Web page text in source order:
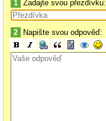
1 Zadajte svou přezdívku:
2 Napište svou odpověď: